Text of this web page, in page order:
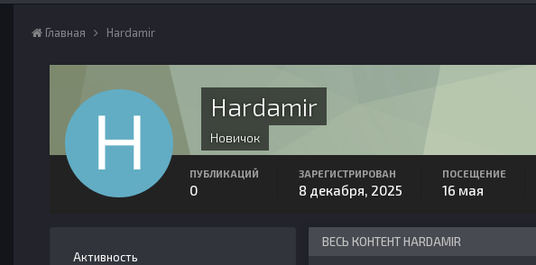
Главная Hardamir
Hardamir
Новичок
ПУБЛИКАЦИЙ
0
ЗАРЕГИСТРИРОВАН
8 декабря, 2025
ПОСЕЩЕНИЕ
16 мая
Активность
ВЕСЬ КОНТЕНТ HARDAMIR